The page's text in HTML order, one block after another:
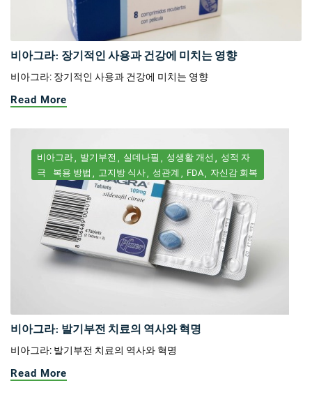
비아그라: 장기적인 사용과 건강에 미치는 영향
비아그라: 장기적인 사용과 건강에 미치는 영향
Read More
비아그라 발기부전 실데나필 성생활 개선
성적 자
극
복용 방법 고지방 식사 성관계 FDA 자신감 회복
비아그라: 발기부전 치료의 역사와 혁명
비아그라: 발기부전 치료의 역사와 혁명
Read More